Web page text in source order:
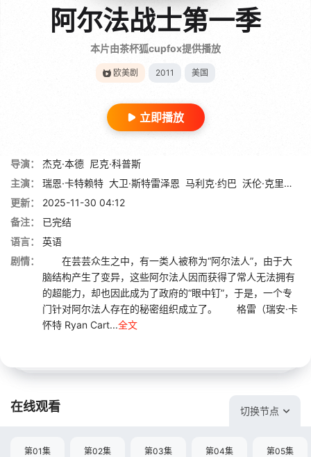
阿尔法战士第一季
本片由茶杯狐cupfox提供播放
欧美剧 2011 美国
立即播放
导演： 杰克·本德 尼克·科普斯
主演：
瑞恩·卡特赖特 大卫·斯特雷泽恩 马利克·约巴 沃伦·克里斯蒂
更新：
2025-11-30 04:12
备注：
已完结
语言：
英语
剧情：
在芸芸众生之中，有一类人被称为“阿尔法人”，由于大
脑结构产生了变异，这些阿尔法人因而获得了常人无法拥有
的超能力，却也因此成为了政府的“眼中钉”，于是，一个专
门针对阿尔法人存在的秘密组织成立了。 格雷（瑞安·卡
怀特 Ryan Cart...全文
在线观看 切换节点
第01集 第02集 第03集 第04集 第05集